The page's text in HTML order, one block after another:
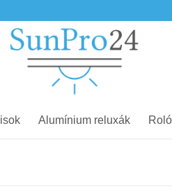
Alumínium reluxák